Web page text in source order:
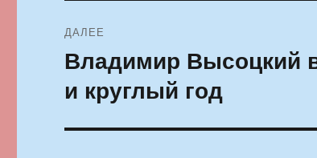
ДАЛЕЕ
Следующая
Владимир Высоцкий
и круглый год